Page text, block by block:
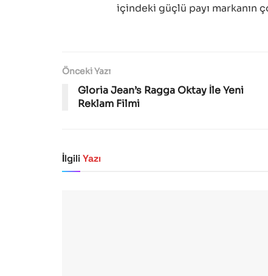
içindeki güçlü payı markanın
Önceki Yazı
Gloria Jean’s Ragga Oktay İle Yeni
Reklam Filmi
İlgiliYazı